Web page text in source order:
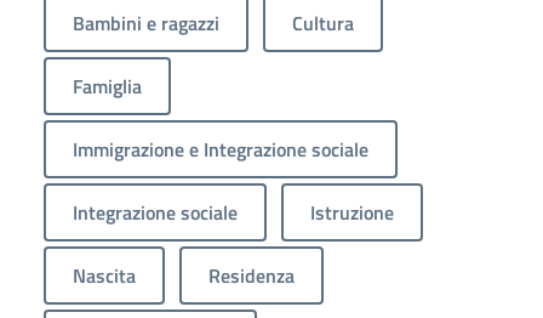
Bambini e ragazzi Cultura
Famiglia
Immigrazione e Integrazione sociale
Integrazione sociale Istruzione
Nascita Residenza